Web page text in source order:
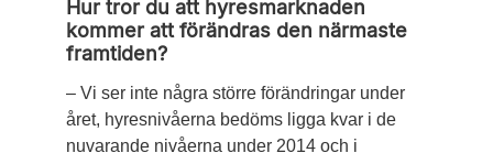
Hur tror du att hyresmarknaden
kommer att förändras den närmaste
fram­tiden?
– Vi ser inte några större förändringar under
året, hyres­nivåerna bedöms ligga kvar i de
nuvarande nivåerna under 2014 och i